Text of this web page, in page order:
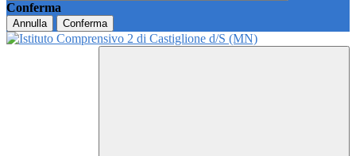
Conferma
Annulla Conferma